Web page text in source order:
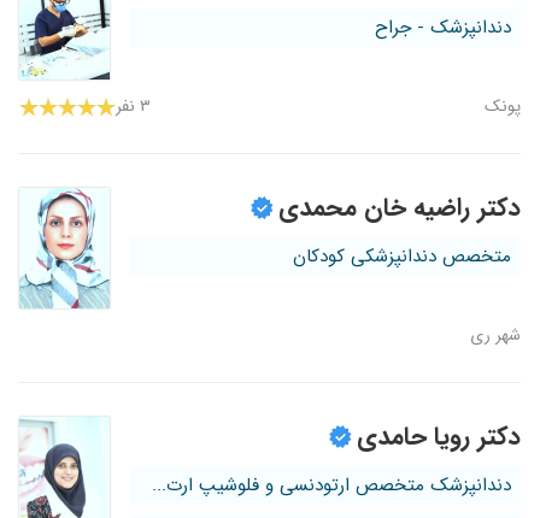
دندانپزشک - جراح
پونک ۳ نفر
دکتر راضیه خان محمدی
متخصص دندانپزشکی کودکان
شهر ری
دکتر رویا حامدی
دندانپزشک متخصص ارتودنسی و فلوشیپ ارت...